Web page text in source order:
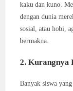
kaku dan kuno.
dengan dunia
sosial, atau hobi,
bermakna.
2. Kurangnya
Banyak siswa